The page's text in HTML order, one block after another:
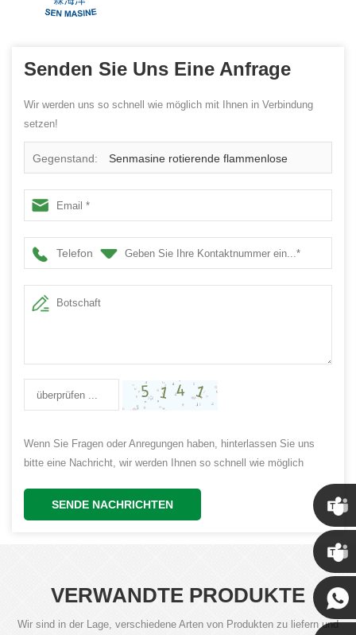
Senden Sie Uns Eine Anfrage
Wir werden uns so schnell wie möglich mit Ihnen in Verbindung
setzen!
Gegenstand: Senmasine rotierende flammenlose
Projektionskerze, Weihnachtsdekoration, Nachtlicht,
Kerzen, 7,5 x 15 cm
Telefon
Wenn Sie Fragen oder Anregungen haben, hinterlassen Sie uns
bitte eine Nachricht, wir werden Ihnen so schnell wie möglich
SENDE NACHRICHTEN
VERWANDTE PRODUKTE
Wir sind in der Lage, verschiedene Arten von Produkten zu liefern und
Chris
Kenny